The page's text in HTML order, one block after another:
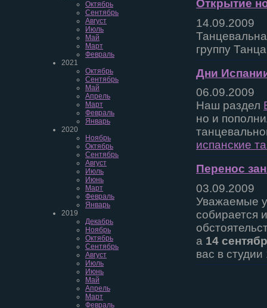
Октябрь
Сентябрь
Август
Июль
Май
Март
Февраль
2021
Октябрь
Сентябрь
Май
Апрель
Март
Февраль
Январь
2020
Ноябрь
Октябрь
Сентябрь
Август
Июль
Июнь
Март
Февраль
Январь
2019
Декабрь
Ноябрь
Октябрь
Сентябрь
Август
Июль
Июнь
Май
Апрель
Март
Февраль
Открытие
14.09.2009
группу
Дни
06.09.2009
Наш раздел
но и
испанские
Перенос
03.09.2009
Уважаемые
собирается
а 14
вас в студии